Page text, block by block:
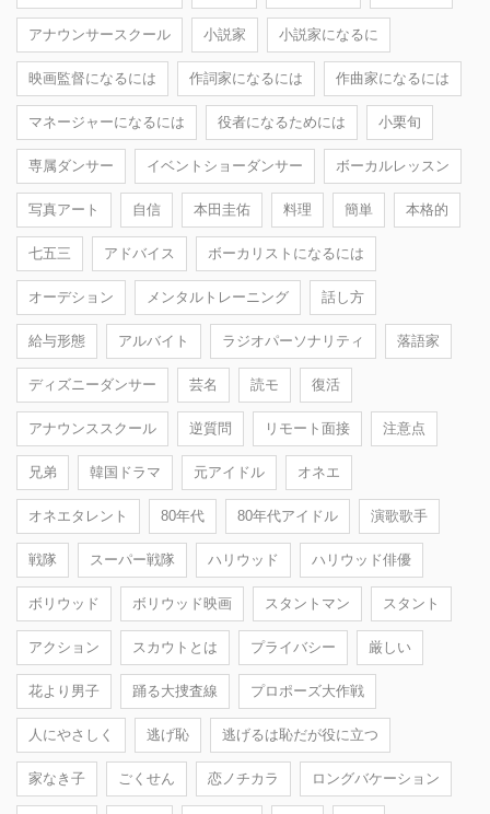
アナウンサースクール 小説家 小説家になるに
映画監督になるには 作詞家になるには 作曲家になるには
マネージャーになるには 役者になるためには 小栗旬
専属ダンサー イベントショーダンサー ボーカルレッスン
写真アート 自信 本田圭佑 料理 簡単 本格的
七五三 アドバイス ボーカリストになるには
オーデション メンタルトレーニング 話し方
給与形態 アルバイト ラジオパーソナリティ 落語家
ディズニーダンサー 芸名 読モ 復活
アナウンススクール 逆質問 リモート面接 注意点
兄弟 韓国ドラマ 元アイドル オネエ
オネエタレント 80年代 80年代アイドル 演歌歌手
戦隊 スーパー戦隊 ハリウッド ハリウッド俳優
ボリウッド ボリウッド映画 スタントマン スタント
アクション スカウトとは プライバシー 厳しい
花より男子 踊る大捜査線 プロポーズ大作戦
人にやさしく 逃げ恥 逃げるは恥だが役に立つ
家なき子 ごくせん 恋ノチカラ ロングバケーション